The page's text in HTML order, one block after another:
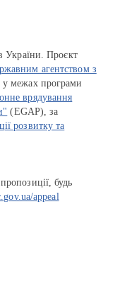
України. Проєкт
агентством з
у межах програми
врядування
(EGAP), за
розвитку та
будь
appeal